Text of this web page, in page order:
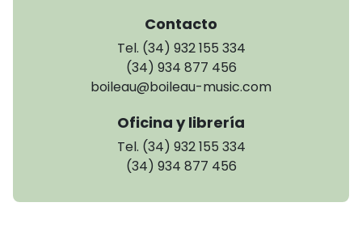
Contacto
Tel. (34) 932 155 334
(34) 934 877 456
boileau@boileau-music.com
Oficina y librería
Tel. (34) 932 155 334
(34) 934 877 456